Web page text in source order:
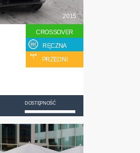
2015
CROSSOVER
RĘCZNA
PRZEDNI
DOSTĘPNOŚĆ